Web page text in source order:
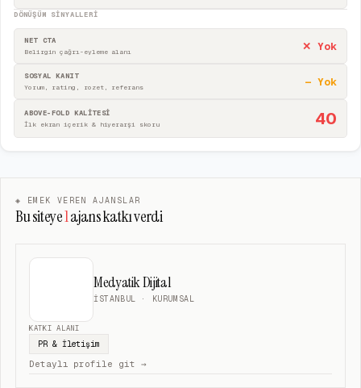
DÖNÜŞÜM SINYALLERI
NET CTA
Belirgin çağrı-eyleme alanı ✕ Yok
SOSYAL KANIT
Yorum, rating, rozet, referans — Yok
ABOVE-FOLD KALİTESİ
İlk ekran içerik & hiyerarşi skoru 40
◈ EMEK VEREN AJANSLAR
Bu siteye1ajans katkı verdi
Medyatik Dijital
İSTANBUL · KURUMSAL
KATKI ALANI
PR & İletişim
Detaylı profile git →